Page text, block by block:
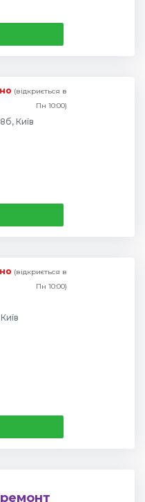
(відкриється в
Пн 10:00)
Київ
(відкриється в
Пн 10:00)